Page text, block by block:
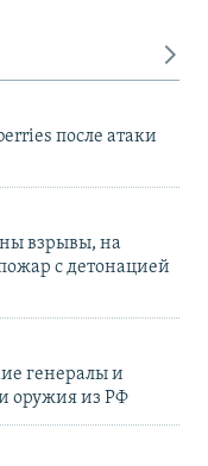
после атаки
взрывы, на
с детонацией
генералы и
оружия из РФ